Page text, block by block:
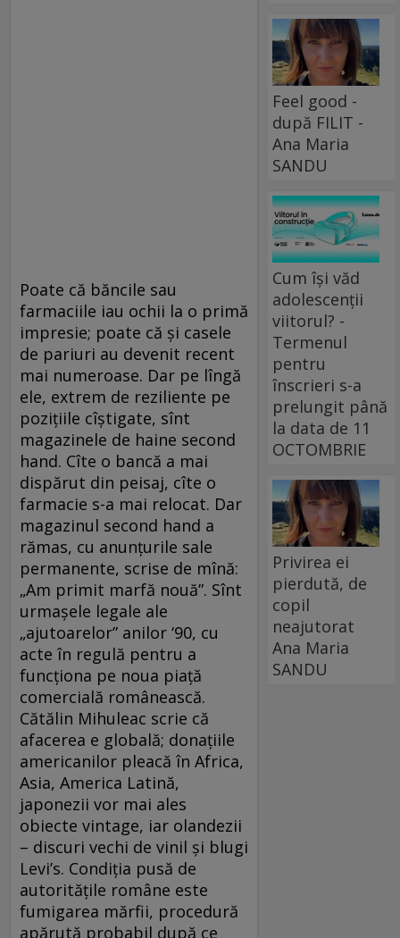
Poate că băncile sau
farmaciile iau ochii la o primă
impresie; poate că şi casele
de pariuri au devenit recent
mai numeroase. Dar pe lîngă
ele, extrem de reziliente pe
poziţiile cîştigate, sînt
magazinele de haine second
hand. Cîte o bancă a mai
dispărut din peisaj, cîte o
farmacie s-a mai relocat. Dar
magazinul second hand a
rămas, cu anunţurile sale
permanente, scrise de mînă:
„Am primit marfă nouă”. Sînt
urmaşele legale ale
„ajutoarelor” anilor ‘90, cu
acte în regulă pentru a
funcţiona pe noua piaţă
comercială românească.
Cătălin Mihuleac scrie că
afacerea e globală; donaţiile
americanilor pleacă în Africa,
Asia, America Latină,
japonezii vor mai ales
obiecte vintage, iar olandezii
– discuri vechi de vinil şi blugi
Levi’s. Condiţia pusă de
autorităţile române este
fumigarea mărfii, procedură
apărută probabil după ce
Feel good -
după FILIT -
Ana Maria
SANDU
Cum își văd
adolescenții
viitorul? -
Termenul
pentru
înscrieri s-a
prelungit până
la data de 11
OCTOMBRIE
Privirea ei
pierdută, de
copil
neajutorat
Ana Maria
SANDU